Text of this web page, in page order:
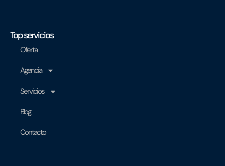
Top servicios
Oferta
Agencia
Servicios
Blog
Contacto